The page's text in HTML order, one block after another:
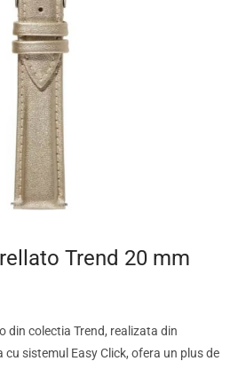
Trend 20 mm
din colectia Trend, realizata din
sistemul Easy Click, ofera un plus de